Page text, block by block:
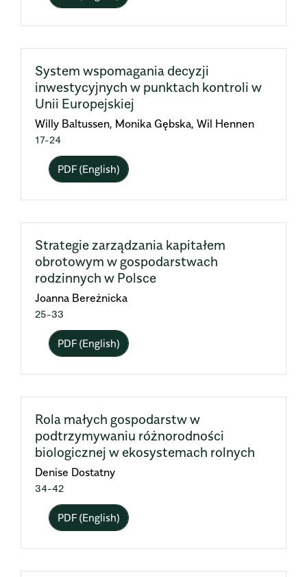
System wspomagania decyzji
inwestycyjnych w punktach kontroli w
Unii Europejskiej
Willy Baltussen, Monika Gębska, Wil Hennen
17-24
PDF (English)
Strategie zarządzania kapitałem
obrotowym w gospodarstwach
rodzinnych w Polsce
Joanna Bereżnicka
25-33
PDF (English)
Rola małych gospodarstw w
podtrzymywaniu różnorodności
biologicznej w ekosystemach rolnych
Denise Dostatny
34-42
PDF (English)